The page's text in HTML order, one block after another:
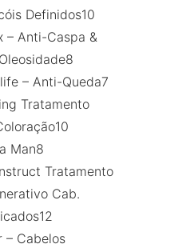
Definidos10
– Anti-Caspa &
8
– Anti-Queda7
Tratamento
10
Man8
Tratamento
Cab.
12
– Cabelos